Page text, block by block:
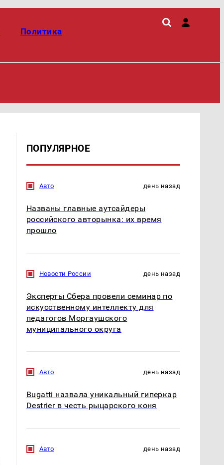
Политика
ПОПУЛЯРНОЕ
Авто день назад
Названы главные аутсайдеры
российского авторынка: их время
прошло
Новости России день назад
Эксперты Сбера провели семинар по
искусственному интеллекту для
педагогов Моргаушского
муниципального округа
Авто день назад
Bugatti назвала уникальный гиперкар
Destrier в честь рыцарского коня
Авто день назад